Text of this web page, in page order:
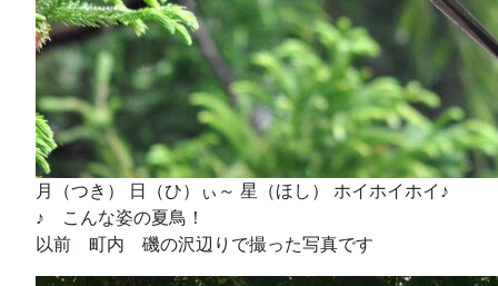
月（つき） 日（ひ）ぃ～ 星（ほし） ホイホイホイ♪
♪ こんな姿の夏鳥！
以前 町内 磯の沢辺りで撮った写真です